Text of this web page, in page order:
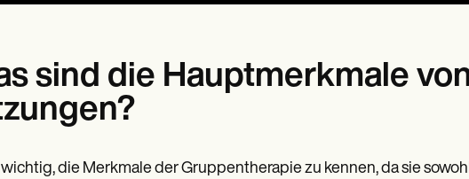
sind die Hauptmerkmale
wichtig, die Merkmale der Gruppentherapie zu kennen, da sie